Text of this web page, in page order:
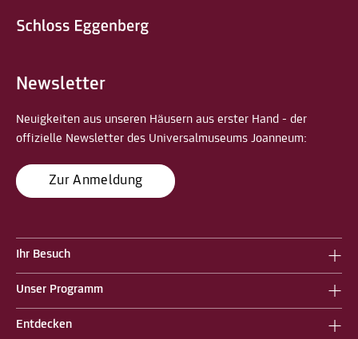
Newsletter
Neuigkeiten aus unseren Häusern aus erster Hand - der
offizielle Newsletter des Universalmuseums Joanneum:
Zur Anmeldung
Ihr Besuch
Unser Programm
Entdecken